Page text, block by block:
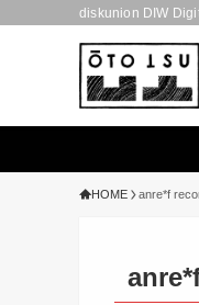
diskunion DIW
HOME anre*f